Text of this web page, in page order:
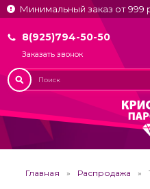
Минимальный заказ от 999
8(925)794-50-50
Заказать звонок
Главная Распродажа